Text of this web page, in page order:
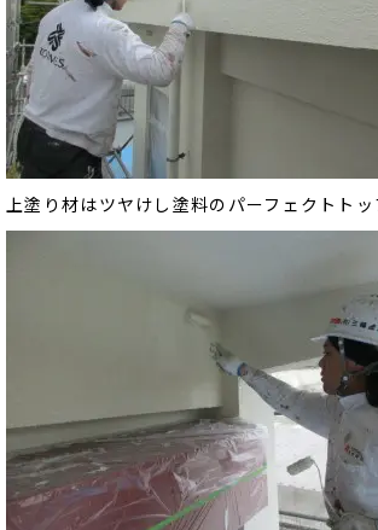
上塗り材はツヤけし塗料のパーフェクトトッ